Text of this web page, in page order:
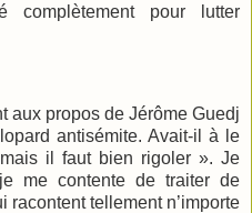
complètement pour lutter
aux propos de Jérôme Guedj
antisémite. Avait-il à le
il faut bien rigoler ». Je
me contente de traiter de
tellement n’importe